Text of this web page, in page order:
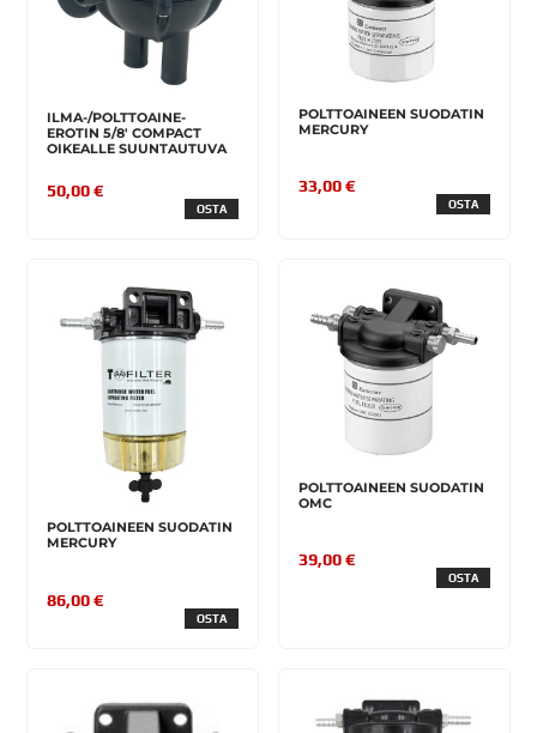
ILMA-/POLTTOAINE-
EROTIN 5/8' COMPACT
OIKEALLE SUUNTAUTUVA
50,00 €
OSTA
POLTTOAINEEN SUODATIN
MERCURY
33,00 €
OSTA
POLTTOAINEEN SUODATIN
MERCURY
86,00 €
OSTA
POLTTOAINEEN SUODATIN
OMC
39,00 €
OSTA